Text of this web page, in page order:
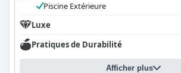
Piscine Extérieure
Luxe
Pratiques de Durabilité
Afficher plus